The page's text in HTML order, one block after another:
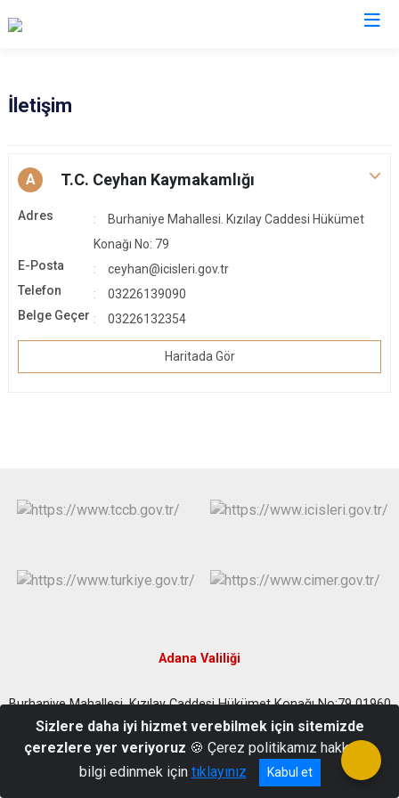
Ceyhan
Feke
İmamoğlu
Kozan
Yumurtalık
Sarıçam
İletişim
A T.C. Ceyhan Kaymakamlığı
Adres
Burhaniye Mahallesi. Kızılay Caddesi Hükümet
Konağı No: 79
E-Posta
ceyhan@icisleri.gov.tr
Telefon
03226139090
Belge Geçer
03226132354
Haritada Gör
Adana Valiliği
Burhaniye Mahallesi, Kızılay Caddesi Hükümet Konağı No:79 01960
Ceyhan - Adana
Telefon : 0(322)6139090 Fax: 03226132354
Sizlere daha iyi hizmet verebilmek için sitemizde
çerezlere yer veriyoruz 🍪 Çerez politikamız hakkında
bilgi edinmek için tıklayınız Kabul et